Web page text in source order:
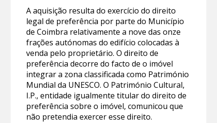
A aquisição resulta do exercício do direito
legal de preferência por parte do Município
de Coimbra relativamente a nove das onze
frações autónomas do edifício colocadas à
venda pelo proprietário. O direito de
preferência decorre do facto de o imóvel
integrar a zona classificada como Património
Mundial da UNESCO. O Património Cultural,
I.P., entidade igualmente titular do direito de
preferência sobre o imóvel, comunicou que
não pretendia exercer esse direito.